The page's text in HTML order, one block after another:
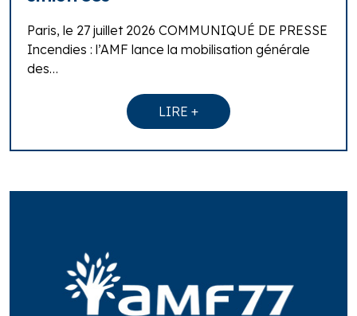
Paris, le 27 juillet 2026 COMMUNIQUÉ DE PRESSE
Incendies : l’AMF lance la mobilisation générale
des…
LIRE +